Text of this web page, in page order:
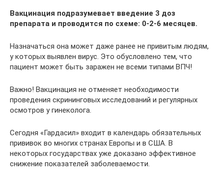
Вакцинация подразумевает введение 3 доз
препарата и проводится по схеме: 0‑2‑6 месяцев.
Назначаться она может даже ранее не привитым людям,
у которых выявлен вирус. Это обусловлено тем, что
пациент может быть заражен не всеми типами ВПЧ!
Важно! Вакцинация не отменяет необходимости
проведения скрининговых исследований и регулярных
осмотров у гинеколога.
Сегодня «Гардасил» входит в календарь обязательных
прививок во многих странах Европы и в США. В
некоторых государствах уже доказано эффективное
снижение показателей заболеваемости.